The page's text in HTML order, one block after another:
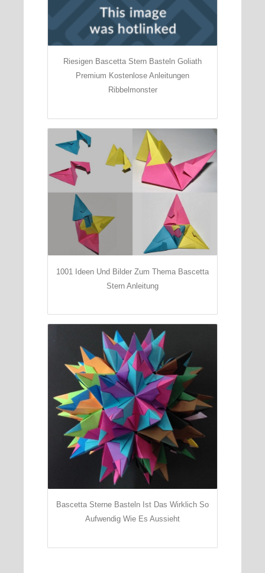
Riesigen Bascetta Stern Basteln Goliath
Premium Kostenlose Anleitungen
Ribbelmonster
1001 Ideen Und Bilder Zum Thema Bascetta
Stern Anleitung
Bascetta Sterne Basteln Ist Das Wirklich So
Aufwendig Wie Es Aussieht